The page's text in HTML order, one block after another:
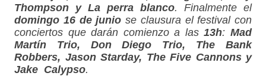
Thompson y La perra blanco. Finalmente el
domingo 16 de junio se clausura el festival con
conciertos que darán comienzo a las13h:Mad
Martín Trio, Don Diego Trio, The Bank
Robbers, Jason Starday, The Five Cannons y
Jake Calypso.